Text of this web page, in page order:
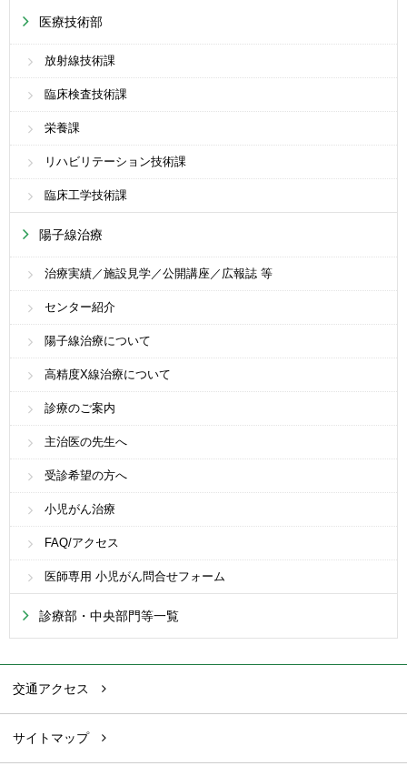
医療技術部
放射線技術課
臨床検査技術課
栄養課
リハビリテーション技術課
臨床工学技術課
陽子線治療
治療実績／施設見学／公開講座／広報誌 等
センター紹介
陽子線治療について
高精度X線治療について
診療のご案内
主治医の先生へ
受診希望の方へ
小児がん治療
FAQ/アクセス
医師専用 小児がん問合せフォーム
診療部・中央部門等一覧
交通アクセス
サイトマップ